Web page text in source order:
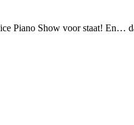
Piano Show voor staat!